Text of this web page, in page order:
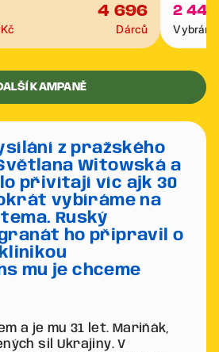
4 696
Kč Dárců
2
KAMPANĚ
z pražského
Witowská a
přivítají víc ajk 30
vybíráme na
Ruský
ho připravil o
mu je chceme
a je mu 31 let. Mariňák,
sil Ukrajiny. V